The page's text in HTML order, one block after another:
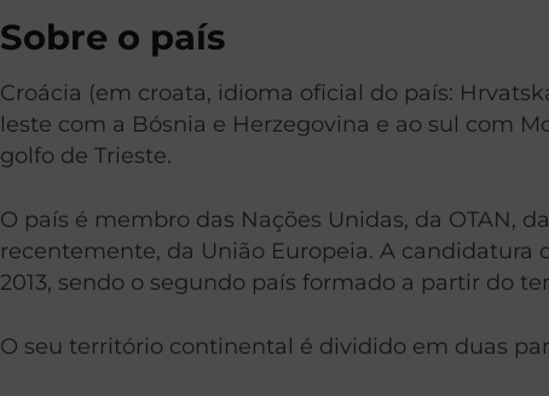
Sobre o país
Croácia (em croata, idioma oficial do país:
leste com a Bósnia e Herzegovina e ao sul com
golfo de Trieste.
O país é membro das Nações Unidas, da OTAN,
recentemente, da União Europeia. A candidatura
2013, sendo o segundo país formado a partir do
O seu território continental é dividido em duas